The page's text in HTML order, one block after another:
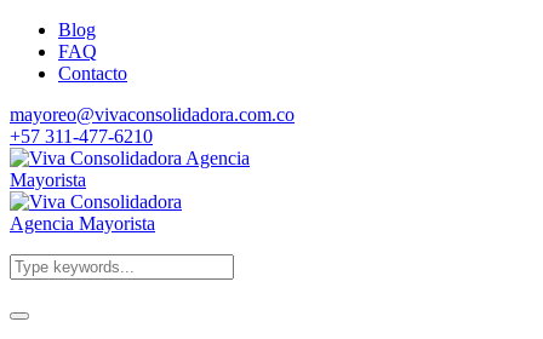
Blog
FAQ
Contacto
mayoreo@vivaconsolidadora.com.co
+57 311-477-6210